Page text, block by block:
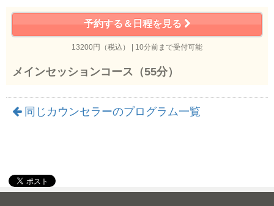
予約する＆日程を見る
13200円（税込） | 10分前まで受付可能
メインセッションコース（55分）
同じカウンセラーのプログラム一覧